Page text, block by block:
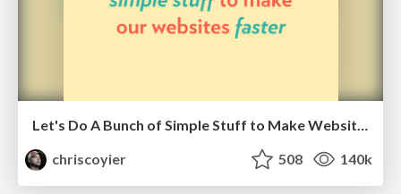
Let's Do A Bunch of Simple Stuff to Make Websites Faster
chriscoyier
508 140k